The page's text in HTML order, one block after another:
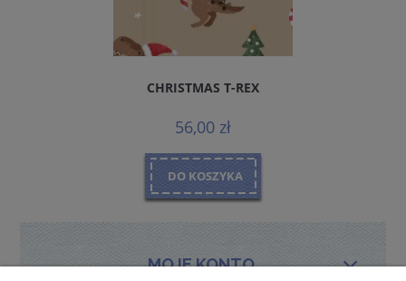
CHRISTMAS T-REX
56,00 zł
DO KOSZYKA
MOJE KONTO